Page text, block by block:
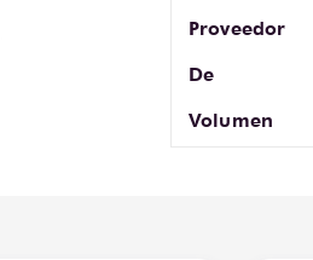
Proveedor
De
Volumen